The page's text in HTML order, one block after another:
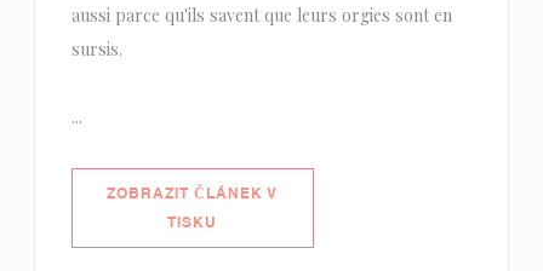
aussi parce qu'ils savent que leurs orgies sont en
sursis.
...
ZOBRAZIT ČLÁNEK V
TISKU